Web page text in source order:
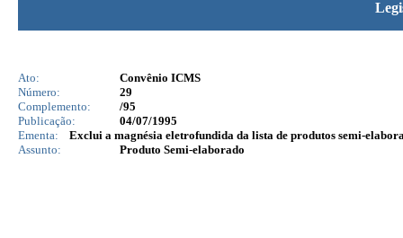
Ato:
Convênio ICMS
Número:
29
Complemento:
/95
Publicação:
04/07/1995
Ementa:
Exclui a magnésia eletrofundida da lista de produtos semi-
Assunto:
Produto Semi-elaborado